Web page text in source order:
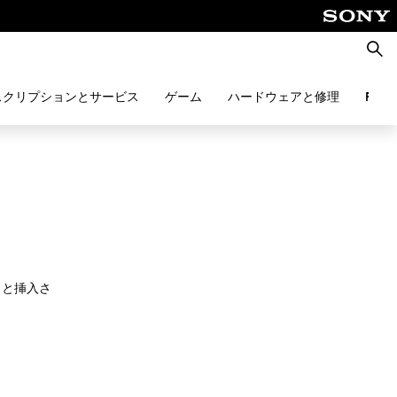
検
索
リプションとサービス ゲーム ハードウェアと修理
挿入さ